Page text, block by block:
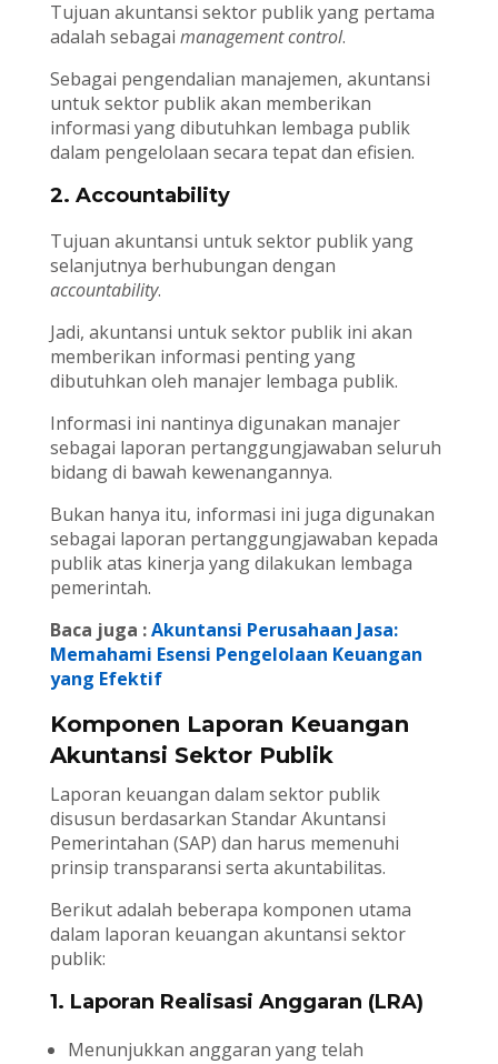
Tujuan akuntansi sektor publik yang pertama
adalah sebagai management control.
Sebagai pengendalian manajemen, akuntansi
untuk sektor publik akan memberikan
informasi yang dibutuhkan lembaga publik
dalam pengelolaan secara tepat dan efisien.
2. Accountability
Tujuan akuntansi untuk sektor publik yang
selanjutnya berhubungan dengan
accountability.
Jadi, akuntansi untuk sektor publik ini akan
memberikan informasi penting yang
dibutuhkan oleh manajer lembaga publik.
Informasi ini nantinya digunakan manajer
sebagai laporan pertanggungjawaban seluruh
bidang di bawah kewenangannya.
Bukan hanya itu, informasi ini juga digunakan
sebagai laporan pertanggungjawaban kepada
publik atas kinerja yang dilakukan lembaga
pemerintah.
Baca juga :Akuntansi Perusahaan Jasa:
Memahami Esensi Pengelolaan Keuangan
yang Efektif
Komponen Laporan Keuangan
Akuntansi Sektor Publik
Laporan keuangan dalam sektor publik
disusun berdasarkan Standar Akuntansi
Pemerintahan (SAP) dan harus memenuhi
prinsip transparansi serta akuntabilitas.
Berikut adalah beberapa komponen utama
dalam laporan keuangan akuntansi sektor
publik:
1. Laporan Realisasi Anggaran (LRA)
Menunjukkan anggaran yang telah